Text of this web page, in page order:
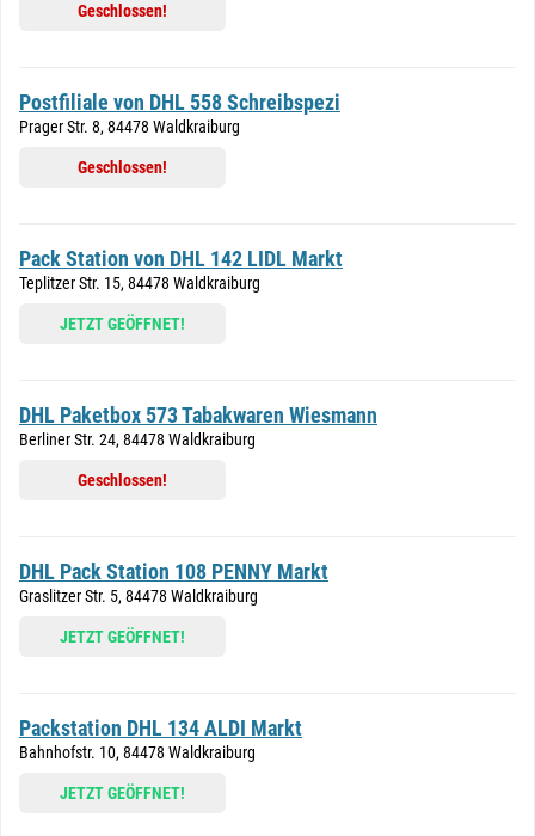
Geschlossen!
Postfiliale von DHL 558 Schreibspezi
Prager Str. 8, 84478 Waldkraiburg
Geschlossen!
Pack Station von DHL 142 LIDL Markt
Teplitzer Str. 15, 84478 Waldkraiburg
JETZT GEÖFFNET!
DHL Paketbox 573 Tabakwaren Wiesmann
Berliner Str. 24, 84478 Waldkraiburg
Geschlossen!
DHL Pack Station 108 PENNY Markt
Graslitzer Str. 5, 84478 Waldkraiburg
JETZT GEÖFFNET!
Packstation DHL 134 ALDI Markt
Bahnhofstr. 10, 84478 Waldkraiburg
JETZT GEÖFFNET!